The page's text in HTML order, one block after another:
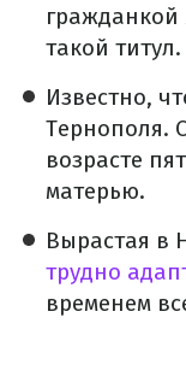
такой титул.
Известно,
Тернополя.
возрасте
матерью.
Вырастая в
трудно
временем